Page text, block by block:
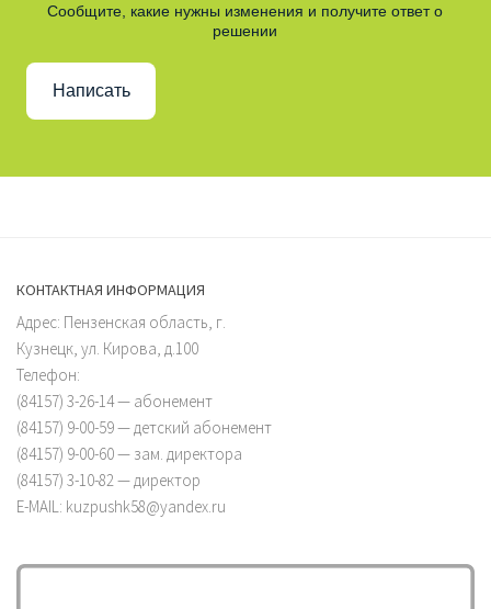
Сообщите, какие нужны изменения и получите ответ о
решении
Написать
КОНТАКТНАЯ ИНФОРМАЦИЯ
Адрес: Пензенская область, г.
Кузнецк, ул. Кирова, д.100
Телефон:
(84157) 3-26-14 — абонемент
(84157) 9-00-59 — детский абонемент
(84157) 9-00-60 — зам. директора
(84157) 3-10-82 — директор
E-MAIL: kuzpushk58@yandex.ru